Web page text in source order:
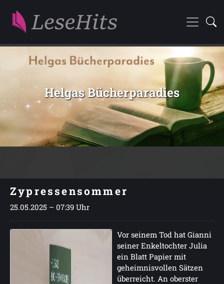
Helgas Bücherparadies
Zypressensommer
25.05.2025 – 07:39 Uhr
Vor seinem Tod hat Gianni
seiner Enkeltochter Julia
ein Blatt Papier mit
geheimnisvollen Sätzen
überreicht. An oberster